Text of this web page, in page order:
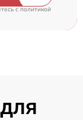
cполитикой